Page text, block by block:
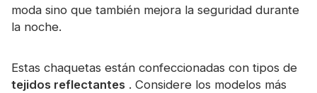
moda sino que también mejora la seguridad durante
la noche.
Estas chaquetas están confeccionadas con tipos de
tejidos reflectantes . Considere los modelos más